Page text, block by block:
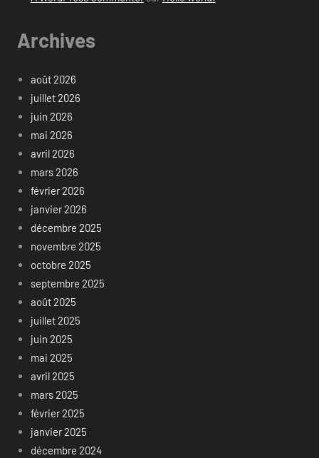
Archives
août 2026
juillet 2026
juin 2026
mai 2026
avril 2026
mars 2026
février 2026
janvier 2026
décembre 2025
novembre 2025
octobre 2025
septembre 2025
août 2025
juillet 2025
juin 2025
mai 2025
avril 2025
mars 2025
février 2025
janvier 2025
décembre 2024